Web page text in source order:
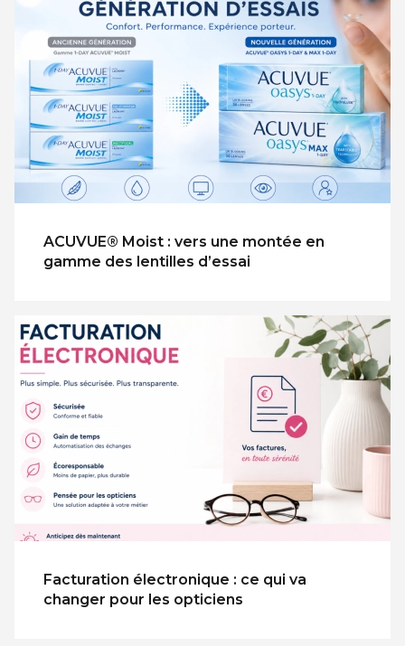
ACUVUE® Moist : vers une montée en
gamme des lentilles d’essai
Facturation électronique : ce qui va
changer pour les opticiens